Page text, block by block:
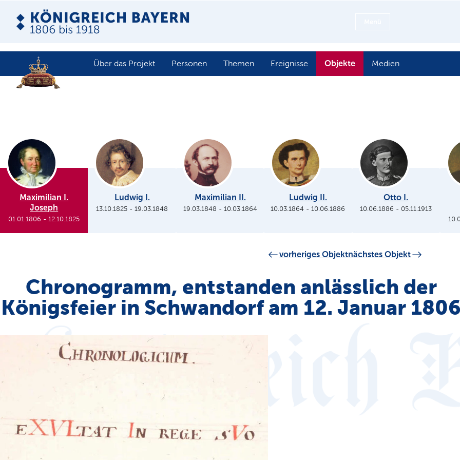
Über das Projekt Personen Themen Ereignisse Objekte Medien
Maximilian I.
Joseph
01.01.1806 -12.10.1825
Ludwig I.
13.10.1825 -19.03.1848
Maximilian II.
19.03.1848 - 10.03.1864
Ludwig II.
10.03.1864 -10.06.1886
Otto I.
10.06.1886 - 05.11.1913
vorheriges Objektnächstes Objekt
Chronogramm, entstanden anlässlich der
Königsfeier in Schwandorf am 12. Januar